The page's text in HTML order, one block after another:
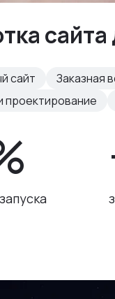
сайт
Заказная
проектирование